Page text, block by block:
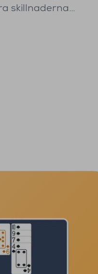
skillnaderna…